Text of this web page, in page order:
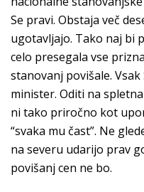
Se pravi. Obstaja več
ugotavljajo. Tako naj bi
celo presegala vse
stanovanj povišale.
minister. Oditi na
ni tako priročno kot
“svaka mu čast”. Ne
na severu udarijo prav
povišanj cen ne bo.